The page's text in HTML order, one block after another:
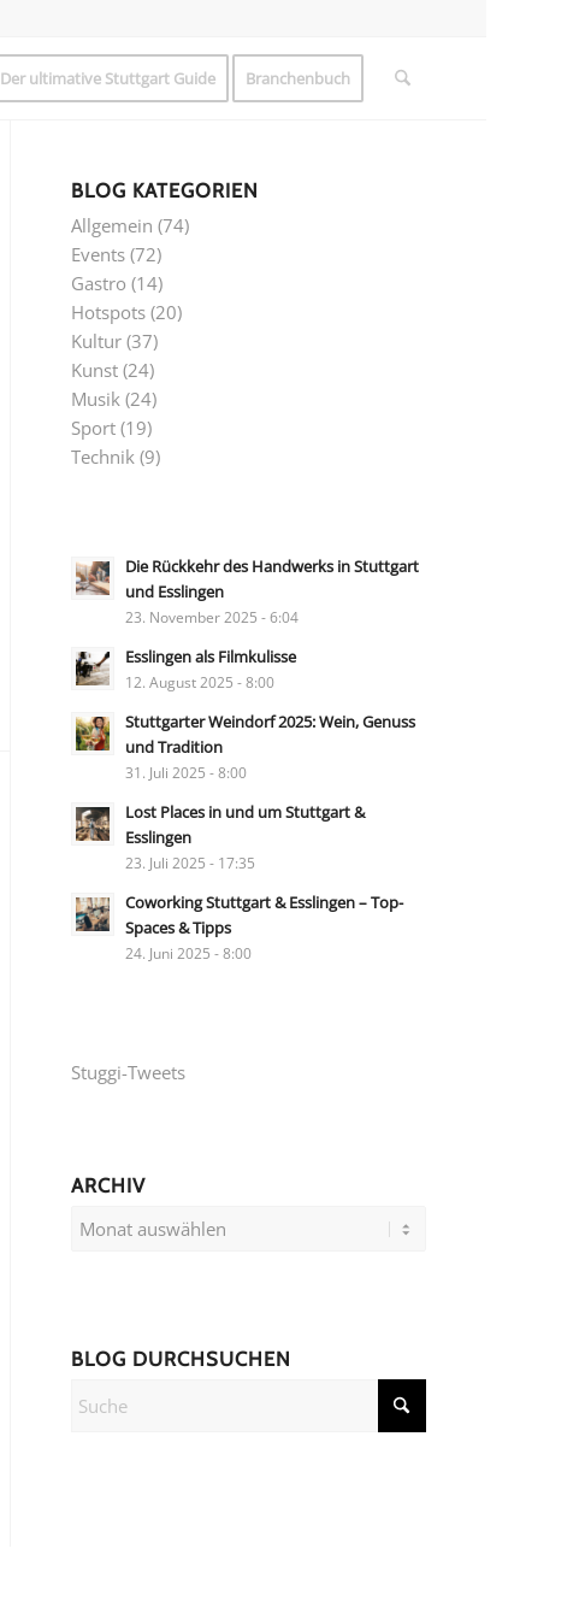
Der ultimative Stuttgart Guide Branchenbuch
BLOG KATEGORIEN
Allgemein (74)
Events (72)
Gastro (14)
Hotspots (20)
Kultur (37)
Kunst (24)
Musik (24)
Sport (19)
Technik (9)
Die Rückkehr des Handwerks in Stuttgart
und Esslingen
23. November 2025 - 6:04
Esslingen als Filmkulisse
12. August 2025 - 8:00
Stuttgarter Weindorf 2025: Wein, Genuss
und Tradition
31. Juli 2025 - 8:00
Lost Places in und um Stuttgart &
Esslingen
23. Juli 2025 - 17:35
Coworking Stuttgart & Esslingen – Top-
Spaces & Tipps
24. Juni 2025 - 8:00
Stuggi-Tweets
ARCHIV
BLOG DURCHSUCHEN